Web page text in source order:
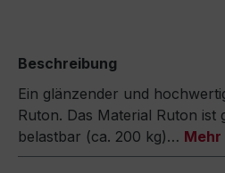
Beschreibung
Ein glänzender und
Ruton. Das Material Ruton
belastbar (ca. 200 kg)… Mehr